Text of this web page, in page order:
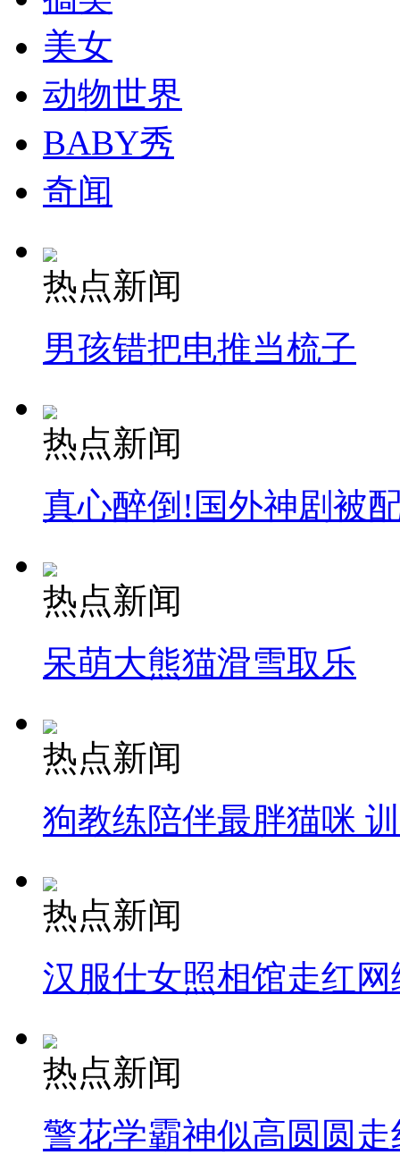
美女
动物世界
BABY秀
奇闻
热点新闻
男孩错把电推当梳子
热点新闻
真心醉倒!国外神剧被
热点新闻
呆萌大熊猫滑雪取乐
热点新闻
狗教练陪伴最胖猫咪
热点新闻
汉服仕女照相馆走红网
热点新闻
警花学霸神似高圆圆走